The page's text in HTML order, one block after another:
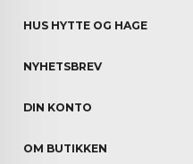
HUS HYTTE OG HAGE
NYHETSBREV
DIN KONTO
OM BUTIKKEN